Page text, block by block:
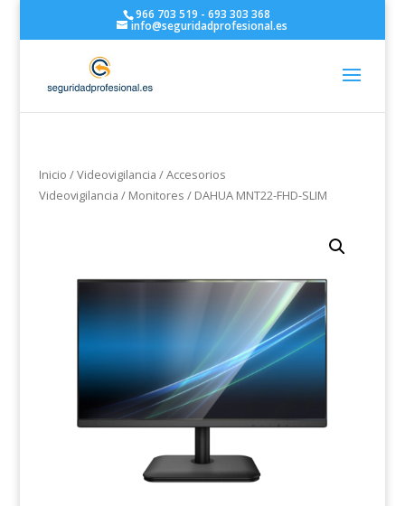
966 703 519 - 693 303 368
info@seguridadprofesional.es
Inicio /Videovigilancia /Accesorios
Videovigilancia / Monitores / DAHUA MNT22-FHD-SLIM